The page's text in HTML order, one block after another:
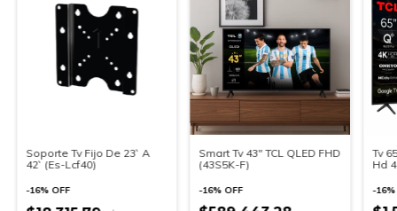
Soporte Tv Fijo De 23` A
42` (Es-Lcf40)
-16% OFF
Smart Tv 43" TCL QLED FHD
(43S5K-F)
-16%OFF
Tv
Hd
-16